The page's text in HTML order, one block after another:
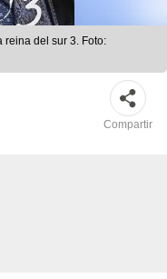
reina del sur 3. Foto:
Compartir